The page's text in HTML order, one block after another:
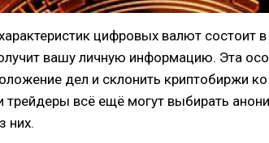
цифровых валют состоит
вашу личную информацию. Эта
дел и склонить криптобиржи
всё ещё могут выбирать
них.